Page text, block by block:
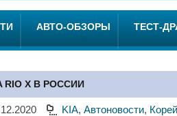
АВТО-ОБЗОРЫ ТЕСТ-
Х В РОССИИ
KIA, Автоновости,